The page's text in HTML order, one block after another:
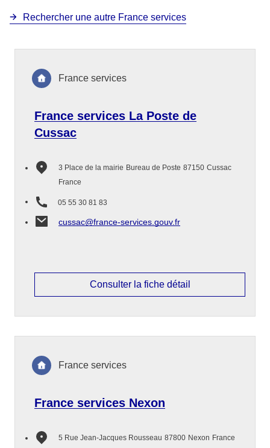
Rechercher une autre France services
France services La Poste de
Cussac
3 Place de la mairie Bureau de Poste 87150 Cussac
France
05 55 30 81 83
cussac@france-services.gouv.fr
France services
Consulter la fiche détail
France services Nexon
5 Rue Jean-Jacques Rousseau 87800 Nexon France
France services